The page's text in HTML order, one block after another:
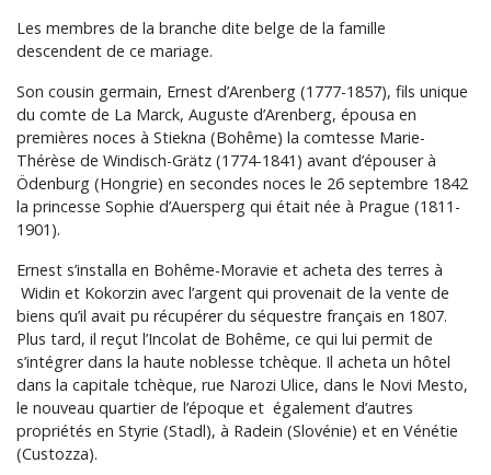
Les membres de la branche dite belge de la famille
descendent de ce mariage.
Son cousin germain, Ernest d’Arenberg (1777-1857), fils unique
du comte de La Marck, Auguste d’Arenberg, épousa en
premières noces à Stiekna (Bohême) la comtesse Marie-
Thérèse de Windisch-Grätz (1774-1841) avant d’épouser à
Ödenburg (Hongrie) en secondes noces le 26 septembre 1842
la princesse Sophie d’Auersperg qui était née à Prague (1811-
1901).
Ernest s’installa en Bohême-Moravie et acheta des terres à
Widin et Kokorzin avec l’argent qui provenait de la vente de
biens qu’il avait pu récupérer du séquestre français en 1807.
Plus tard, il reçut l’Incolat de Bohême, ce qui lui permit de
s’intégrer dans la haute noblesse tchèque. Il acheta un hôtel
dans la capitale tchèque, rue Narozi Ulice, dans le Novi Mesto,
le nouveau quartier de l’époque et également d’autres
propriétés en Styrie (Stadl), à Radein (Slovénie) et en Vénétie
(Custozza).